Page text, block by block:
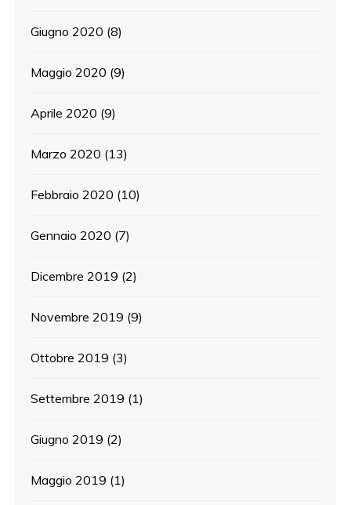
Giugno 2020 (8)
Maggio 2020 (9)
Aprile 2020 (9)
Marzo 2020 (13)
Febbraio 2020 (10)
Gennaio 2020 (7)
Dicembre 2019 (2)
Novembre 2019 (9)
Ottobre 2019 (3)
Settembre 2019 (1)
Giugno 2019 (2)
Maggio 2019 (1)